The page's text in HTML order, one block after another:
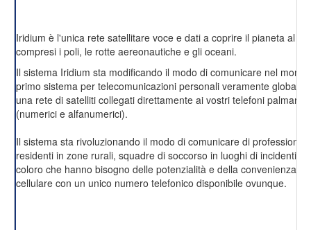
Iridium è l'unica rete satellitare voce e dati a coprire il pianeta al
compresi i poli, le rotte aereonautiche e gli oceani.
Il sistema Iridium sta modificando il modo di comunicare nel
primo sistema per telecomunicazioni personali veramente globale
una rete di satelliti collegati direttamente ai vostri telefoni palmari
(numerici e alfanumerici).
Il sistema sta rivoluzionando il modo di comunicare di
residenti in zone rurali, squadre di soccorso in luoghi di incidenti, e
coloro che hanno bisogno delle potenzialità e della convenienza di
cellulare con un unico numero telefonico disponibile ovunque.